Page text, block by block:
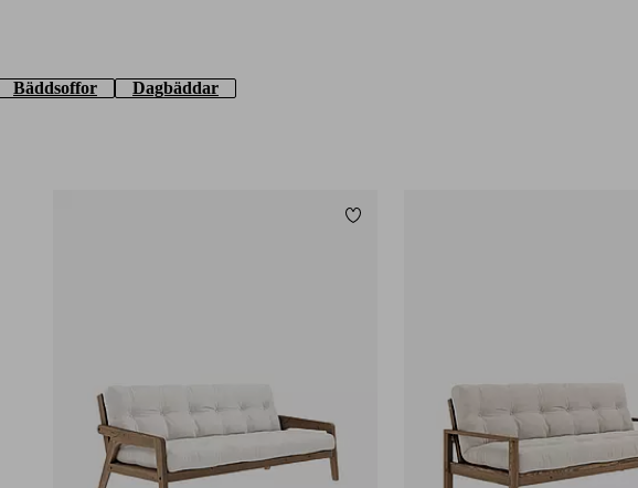
Bäddsoffor Dagbäddar
Lägg till i favoriter